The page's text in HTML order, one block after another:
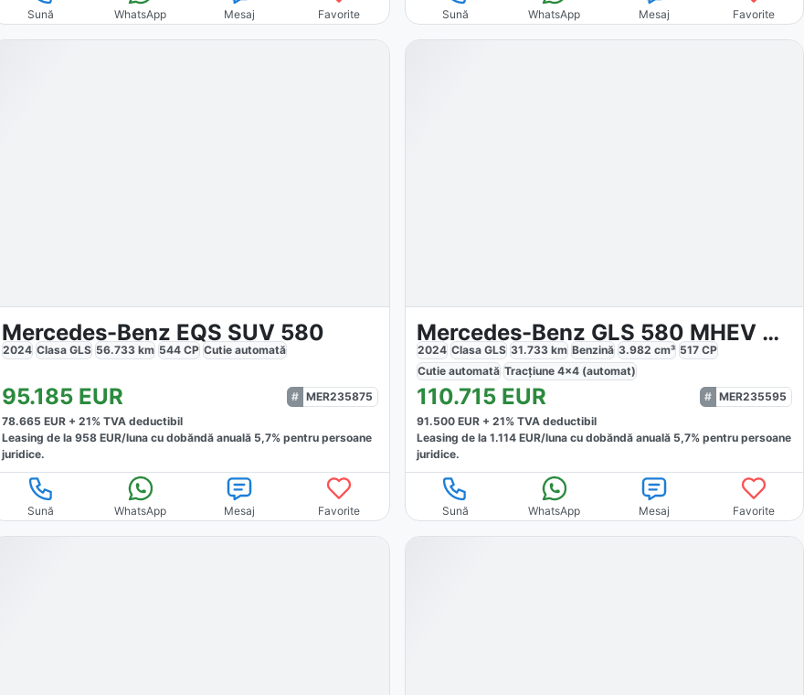
Sună WhatsApp Mesaj Favorite Sună WhatsApp Mesaj Favorite
Mercedes-Benz EQS SUV 580
2024 Clasa GLS 56.733 km 544 CP Cutieautomată
95.185 EUR
MER235875
78.665 EUR +21% TVA deductibil
Leasing de la958 EUR/luna cu dobăndă anuală 5,7% pentru persoane
juridice.
Sună WhatsApp Mesaj Favorite
Mercedes-Benz GLS 580 MHEV 4MATIC Aut
2024 Clasa GLS 31.733km Benzină 3.982 cm³ 517CP
Cutie automată Tracțiune 4x4 (automat)
110.715EUR
MER235595
91.500EUR + 21% TVA deductibil
Leasing de la 1.114EUR/lunacu dobăndă anuală 5,7% pentru persoane
juridice.
Sună WhatsApp Mesaj Favorite